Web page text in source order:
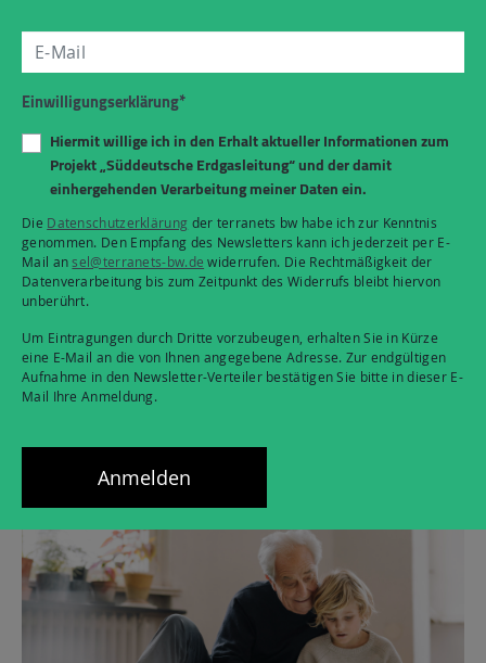
Einwilligungserklärung*
Hiermit willige ich in den Erhalt aktueller Informationen zum
Projekt „Süddeutsche Erdgasleitung“ und der damit
einhergehenden Verarbeitung meiner Daten ein.
Die Datenschutzerklärung der terranets bw habe ich zur Kenntnis
genommen. Den Empfang des Newsletters kann ich jederzeit per E-
Mail ansel@terranets-bw.de widerrufen. Die Rechtmäßigkeit der
Datenverarbeitung bis zum Zeitpunkt des Widerrufs bleibt hiervon
unberührt.
Um Eintragungen durch Dritte vorzubeugen, erhalten Sie in Kürze
eine E-Mail an die von Ihnen angegebene Adresse. Zur endgültigen
Aufnahme in den Newsletter-Verteiler bestätigen Sie bitte in dieser E-
Mail Ihre Anmeldung.
Anmelden
28.05.2026
Bekanntes Terrain für Zauneidechsen: Steinbiotop zieht um
Während des Baus der Süddeutschen Erdgasleitung erhalten die
Reptilien ein vertrautes Element zurück.
weitere Infos
den Leitungsbau, den Schutz von Umwelt, Natur und Bodenschutz